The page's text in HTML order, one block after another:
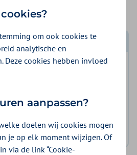
vergoeding en voorwaarden
Log in met DigiD
om ook cookies te
analytische en
Deze cookies hebben invloed
aanpassen?
doelen wij cookies mogen
je op elk moment wijzigen. Of
via de link “Cookie-